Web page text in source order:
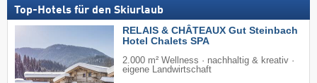
Top-Hotels für den Skiurlaub
RELAIS & CHÂTEAUX Gut Steinbach
Hotel Chalets SPA
2.000 m² Wellness · nachhaltig & kreativ ·
eigene Landwirtschaft